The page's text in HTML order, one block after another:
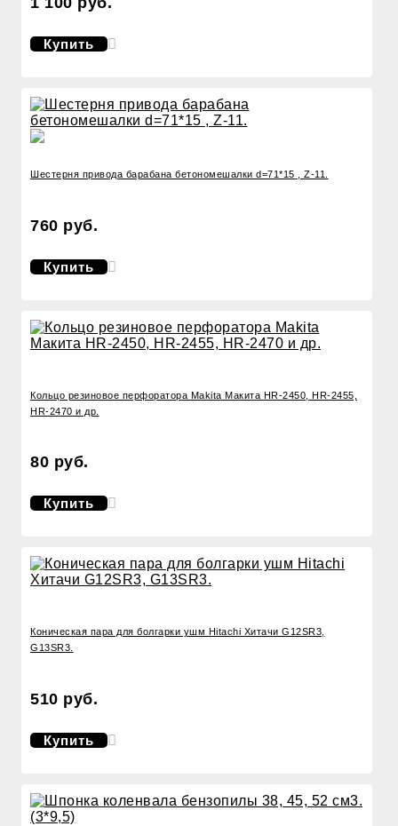
Купить
Шестерня привода барабана бетономешалки d=71*15 , Z-11.
760 руб.
Купить
Кольцо резиновое перфоратора Makita Макита HR-2450, HR-2455,
HR-2470 и др.
80 руб.
Купить
Коническая пара для болгарки ушм Hitachi Хитачи G12SR3,
G13SR3.
510 руб.
Купить